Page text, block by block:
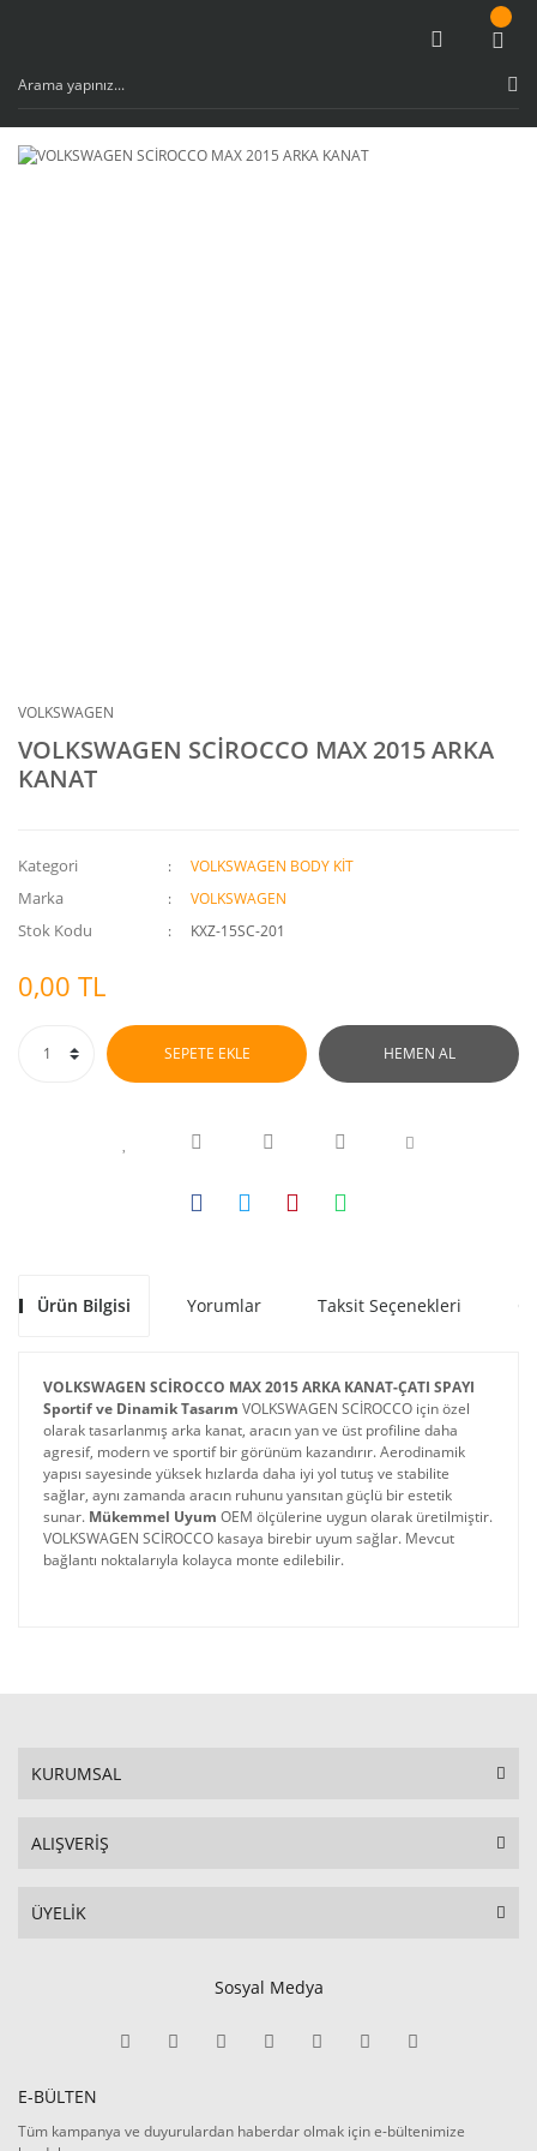
VOLKSWAGEN
VOLKSWAGEN SCİROCCO MAX 2015 ARKA
KANAT
Kategori VOLKSWAGEN BODY KİT
Marka VOLKSWAGEN
Stok Kodu KXZ-15SC-201
0,00 TL
SEPETE EKLE HEMEN AL
Ürün Bilgisi Yorumlar Taksit Seçenekleri
VOLKSWAGEN SCİROCCO MAX 2015 ARKA KANAT-ÇATI SPAYI
Sportif ve Dinamik Tasarım VOLKSWAGEN SCİROCCO için özel
olarak tasarlanmış arka kanat, aracın yan ve üst profiline daha
agresif, modern ve sportif bir görünüm kazandırır. Aerodinamik
yapısı sayesinde yüksek hızlarda daha iyi yol tutuş ve stabilite
sağlar, aynı zamanda aracın ruhunu yansıtan güçlü bir estetik
sunar. Mükemmel Uyum OEM ölçülerine uygun olarak üretilmiştir.
VOLKSWAGEN SCİROCCO kasaya birebir uyum sağlar. Mevcut
bağlantı noktalarıyla kolayca monte edilebilir.
KURUMSAL
ALIŞVERİŞ
ÜYELİK
Sosyal Medya
E-BÜLTEN
Tüm kampanya ve duyurulardan haberdar olmak için e-bültenimize